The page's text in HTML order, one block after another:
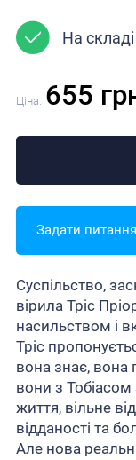
На складі
Ціна: 655
Задати питання
Суспільство,
вірила Тріс
насильством і
Тріс
вона знає,
вони з Тобіасом
життя, вільне
відданості та
Але нова